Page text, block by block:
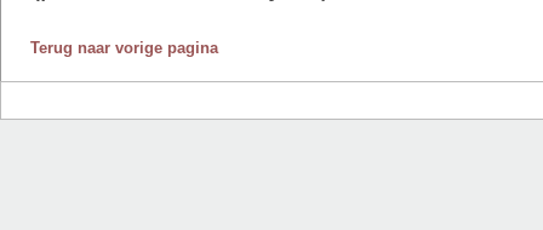
Terug naar vorige pagina